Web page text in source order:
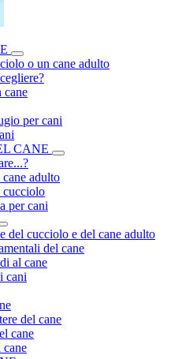
o un cane adulto
cane
per cani
CANE
adulto
cucciolo
per cani
del cucciolo e del cane adulto
del cane
al cane
cani
del cane
cane